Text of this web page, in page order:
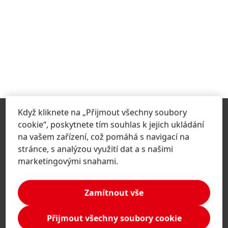
Česká republika | Změna webových stránek
Když kliknete na „Přijmout všechny soubory
cookie“, poskytnete tím souhlas k jejich ukládání
na vašem zařízení, což pomáhá s navigací na
stránce, s analýzou využití dat a s našimi
marketingovými snahami.
Zamítnout vše
Přijmout všechny soubory cookie